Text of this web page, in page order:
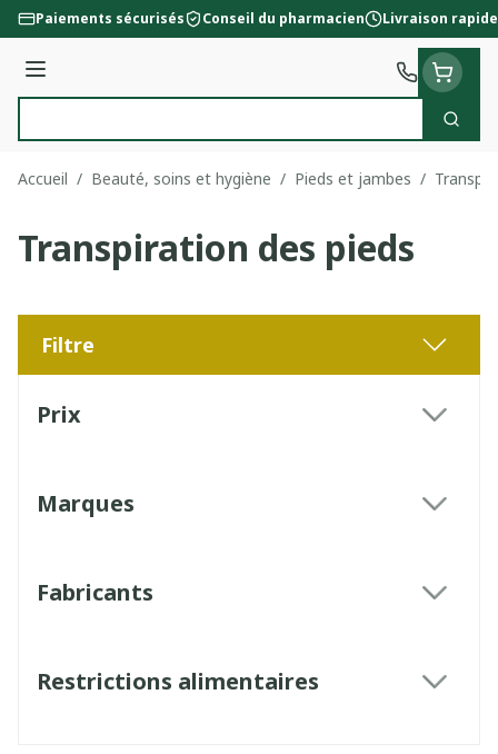
Aller au contenu
Paiements sécurisés Conseil du pharmacien Livraison rapide
Menu
Accueil / Beauté, soins et hygiène / Pieds et jambes /
Transpiration des pieds
Filtre
Prix
Marques
Fabricants
Restrictions alimentaires